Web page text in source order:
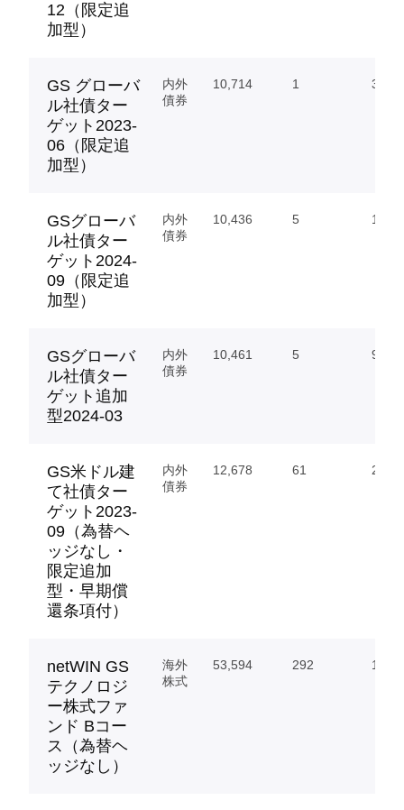
12（限定追
加型）
GS グローバ
ル社債ター
ゲット2023-
06（限定追
加型）
内外
債券
10,714 1
GSグローバ
ル社債ター
ゲット2024-
09（限定追
加型）
内外
債券
10,436 5
GSグローバ
ル社債ター
ゲット追加
型2024-03
内外
債券
10,461 5 99.27
GS米ドル建
て社債ター
ゲット2023-
09（為替ヘ
ッジなし・
限定追加
型・早期償
還条項付）
内外
債券
12,678 61
netWIN GS
テクノロジ
ー株式ファ
ンド Bコー
ス（為替ヘ
ッジなし）
海外
株式
53,594 292